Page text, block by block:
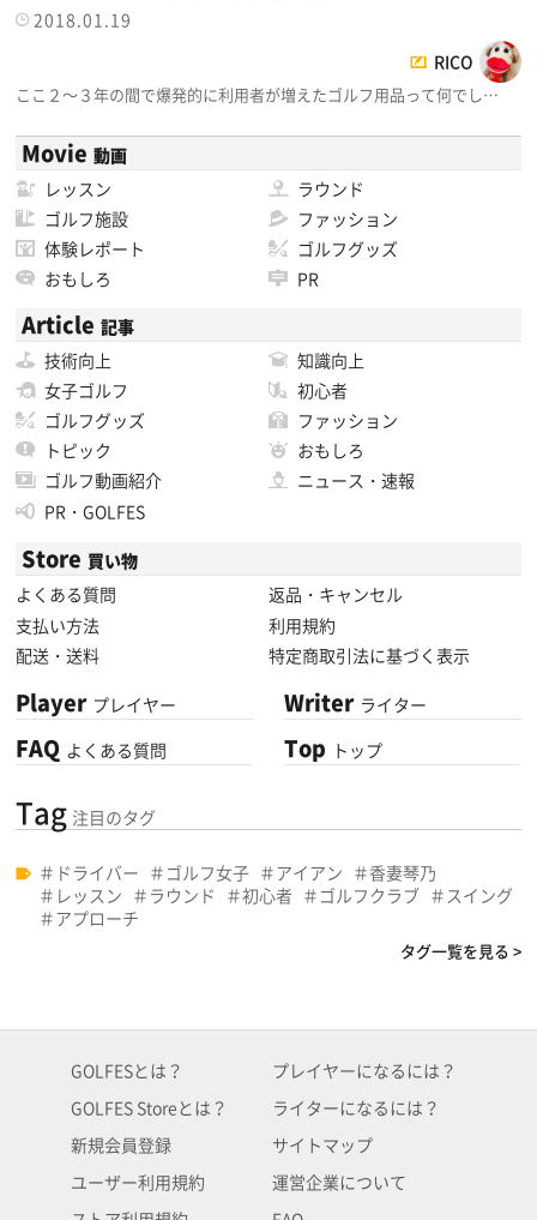
2018.01.19
RICO
ここ２～３年の間で爆発的に利用者が増えたゴルフ用品って何でし…
Movie 動画
レッスン
ラウンド
ゴルフ施設
ファッション
体験レポート
ゴルフグッズ
おもしろ
PR
Article 記事
技術向上
知識向上
女子ゴルフ
初心者
ゴルフグッズ
ファッション
トピック
おもしろ
ゴルフ動画紹介
ニュース・速報
PR・GOLFES
Store 買い物
よくある質問
返品・キャンセル
支払い方法
利用規約
配送・送料
特定商取引法に基づく表示
Player プレイヤー
FAQ よくある質問
Writer ライター
Top トップ
Tag 注目のタグ
ドライバー ゴルフ女子 アイアン
香妻琴乃
レッスン
ラウンド 初心者 ゴルフクラブ
スイング
アプローチ
タグ一覧を見る >
GOLFESとは？
GOLFES Storeとは？
新規会員登録
ユーザー利用規約
プレイヤーになるには？
ライターになるには？
サイトマップ
運営企業について